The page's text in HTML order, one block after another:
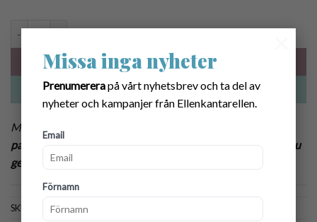
Missa inga nyheter
Prenumererapå vårt nyhetsbrev och ta del av
nyheter och kampanjer från Ellenkantarellen.
Email
Förnamn
Mönster virkad StapelFladdermus quantity
LÄGG I VARUKORG
BUY NOW
Mönster på Mysig virkad Stapel – Fladdermus.
payment you can instantly download your new pattern! You
get an email with a link to the pattern.
SKU: